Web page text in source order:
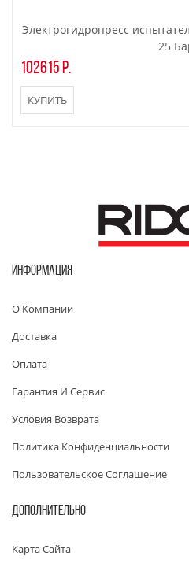
Электрогидропресс
25
102615 р.
КУПИТЬ
ИНФОРМАЦИЯ
О Компании
Доставка
Оплата
Гарантия И Сервис
Условия Возврата
Политика Конфиденциальности
Пользовательское Соглашение
ДОПОЛНИТЕЛЬНО
Карта Сайта